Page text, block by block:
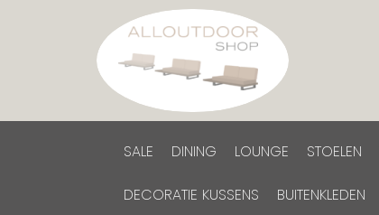
SALE DINING LOUNGE STOELEN
DECORATIE KUSSENS BUITENKLEDEN